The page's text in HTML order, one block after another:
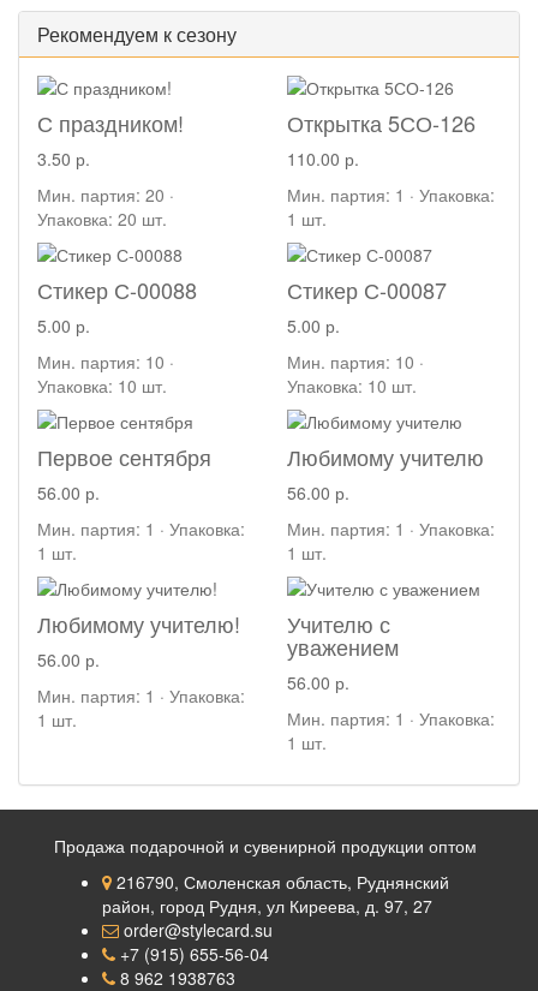
Рекомендуем к сезону
С праздником!
3.50 р.
Мин. партия: 20 ·
Упаковка: 20 шт.
Открытка 5СО-126
110.00 р.
Мин. партия: 1 · Упаковка:
1 шт.
Стикер С-00088
5.00 р.
Мин. партия: 10 ·
Упаковка: 10 шт.
Стикер С-00087
5.00 р.
Мин. партия: 10 ·
Упаковка: 10 шт.
Первое сентября
56.00 р.
Мин. партия: 1 · Упаковка:
1 шт.
Любимому учителю
56.00 р.
Мин. партия: 1 · Упаковка:
1 шт.
Любимому учителю!
56.00 р.
Мин. партия: 1 · Упаковка:
1 шт.
Учителю с
уважением
56.00 р.
Мин. партия: 1 · Упаковка:
1 шт.
Продажа подарочной и сувенирной продукции оптом
216790, Смоленская область, Руднянский
район, город Рудня, ул Киреева, д. 97, 27
order@stylecard.su
+7 (915) 655-56-04
8 962 1938763